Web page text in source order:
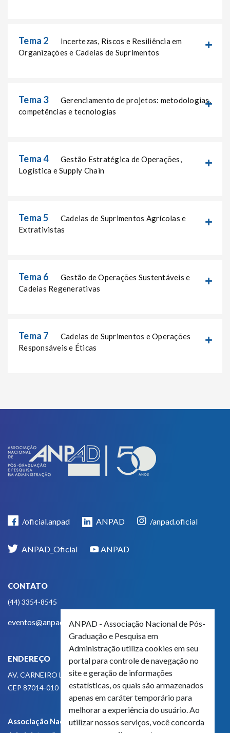
Tema 2
Organizações e Cadeias de Suprimentos
Tema 3
competências e tecnologias
Tema 4
Logística e Supply Chain
Tema 5
Extrativistas
Tema 6
Cadeias Regenerativas
Tema 7
Responsáveis e Éticas
/oficial.anpad ANPAD /anpad.oficial
ANPAD_Oficial ANPAD
CONTATO
(44) 3354-8545
eventos@anpad.org.br
ENDEREÇO
AV. CARNEIRO LEÃO, 825
CEP 87014-010 - MARINGÁ, PR, BRASIL
Associação Nacional de Pós-Graduação e Pesquisa em
ANPAD - Associação Nacional de Pós-
Graduação e Pesquisa em
Administração utiliza cookies em seu
portal para controle de navegação no
site e geração de informações
estatísticas, os quais são armazenados
apenas em caráter temporário para
melhorar a experiência do usuário. Ao
utilizar nossos serviços, você concorda